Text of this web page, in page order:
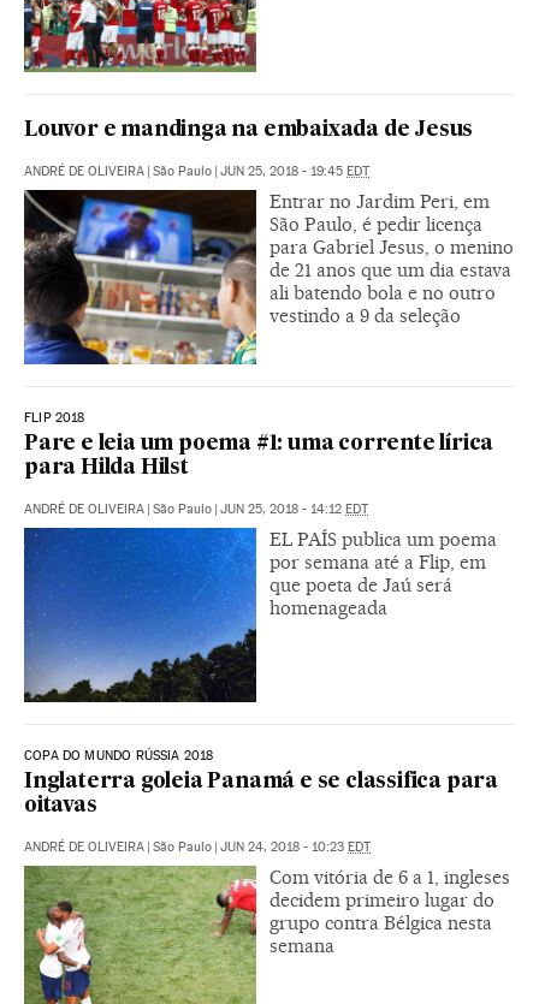
Louvor e mandinga na embaixada de Jesus
ANDRÉ DE OLIVEIRA | São Paulo | JUN 25, 2018 - 19:45 EDT
Entrar no Jardim Peri, em
São Paulo, é pedir licença
para Gabriel Jesus, o menino
de 21 anos que um dia estava
ali batendo bola e no outro
vestindo a 9 da seleção
FLIP 2018
Pare e leia um poema #1: uma corrente lírica
para Hilda Hilst
ANDRÉ DE OLIVEIRA | São Paulo | JUN 25, 2018 - 14:12 EDT
EL PAÍS publica um poema
por semana até a Flip, em
que poeta de Jaú será
homenageada
COPA DO MUNDO RÚSSIA 2018
Inglaterra goleia Panamá e se classifica para
oitavas
ANDRÉ DE OLIVEIRA | São Paulo | JUN 24, 2018 - 10:23 EDT
Com vitória de 6 a 1, ingleses
decidem primeiro lugar do
grupo contra Bélgica nesta
semana